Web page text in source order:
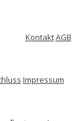
KontaktAGB
Impressum